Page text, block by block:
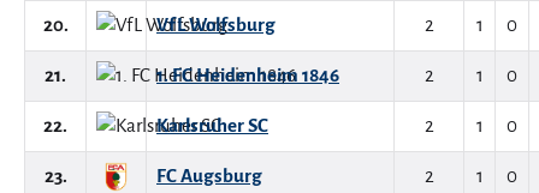
20. VfL Wolfsburg 2 1 0
21. 1. FC Heidenheim 1846 2 1 0
22. Karlsruher SC 2 1 0
23. FC Augsburg 2 1 0